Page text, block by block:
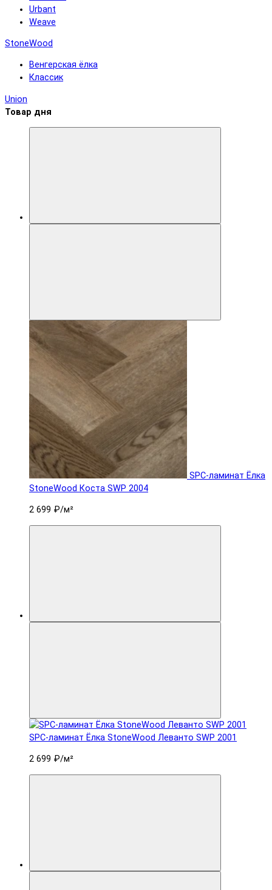
Urbant
Weave
StoneWood
Венгерская ёлка
Классик
Union
Товар дня
SPC-ламинат Ëлка
StoneWood Коста SWP 2004
2 699 ₽/м²
SPC-ламинат Ëлка StoneWood Леванто SWP 2001
2 699 ₽/м²